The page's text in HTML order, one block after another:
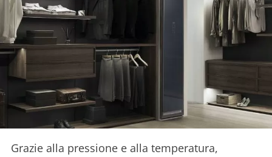
Grazie alla pressione e alla temperatura,